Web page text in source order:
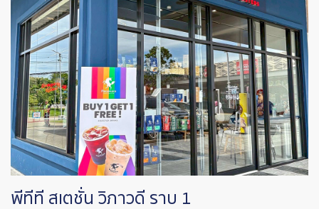
พีทีที สเตชั่น วิภาวดี ราบ 1